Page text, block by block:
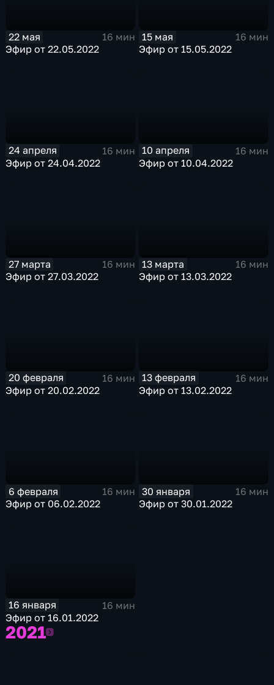
22 мая
16 мин
Эфир от 22.05.2022
15 мая
16 мин
Эфир от 15.05.2022
24 апреля
16 мин
Эфир от 24.04.2022
10 апреля
16 мин
Эфир от 10.04.2022
27 марта
16 мин
Эфир от 27.03.2022
13 марта
16 мин
Эфир от 13.03.2022
20 февраля
16 мин
Эфир от 20.02.2022
13 февраля
16 мин
Эфир от 13.02.2022
6 февраля
16 мин
Эфир от 06.02.2022
30 января
16 мин
Эфир от 30.01.2022
16 января
16 мин
Эфир от 16.01.2022
20212021